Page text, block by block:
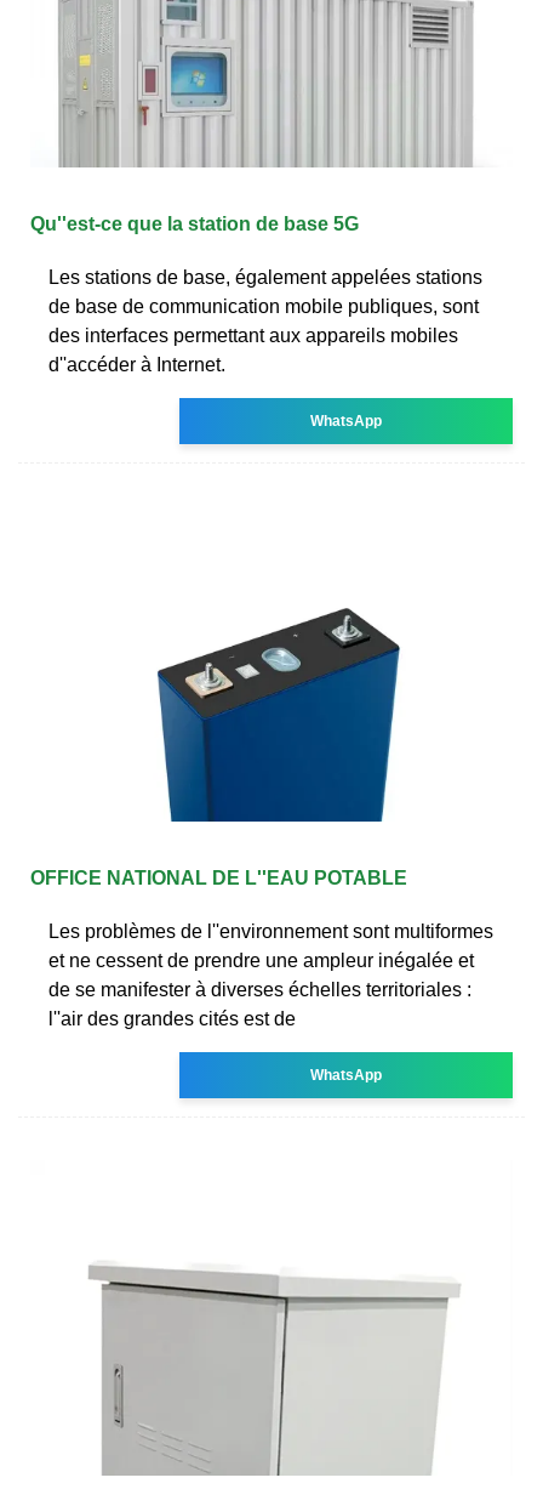
Qu''est-ce que la station de base 5G
Les stations de base, également appelées stations
de base de communication mobile publiques, sont
des interfaces permettant aux appareils mobiles
d''accéder à Internet.
WhatsApp
OFFICE NATIONAL DE L''EAU POTABLE
Les problèmes de l''environnement sont multiformes
et ne cessent de prendre une ampleur inégalée et
de se manifester à diverses échelles territoriales :
l''air des grandes cités est de
WhatsApp